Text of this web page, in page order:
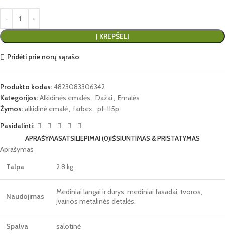
Į KREPŠELĮ
Pridėti prie norų sąrašo
Produkto kodas:4823083306342
Kategorijos:Alkidinės emalės, Dažai, Emalės
Žymos: alkidinė emalė, farbex, pf-115p
Pasidalinti:
APRAŠYMASATSILIEPIMAI (0)IŠSIUNTIMAS & PRISTATYMAS
Aprašymas
Talpa
2.8 kg
Naudojimas
Mediniai langai ir durys, mediniai fasadai, tvoros,
įvairios metalinės detalės.
Spalva salotinė